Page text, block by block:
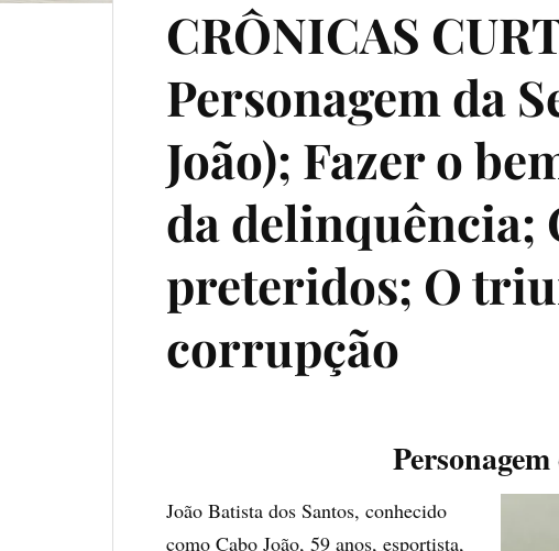
CRÔNICAS
Personagem da
João); Fazer o
da delinquência;
preteridos; O
corrupção
João Batista dos Santos, conhecido
como Cabo João, 59 anos, esportista,